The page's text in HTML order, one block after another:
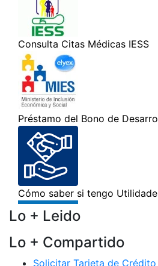
Lo + Leido
Lo + Compartido
Solicitar Tarjeta de